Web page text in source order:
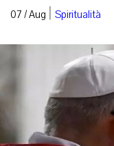
07 / Aug | Spiritualità